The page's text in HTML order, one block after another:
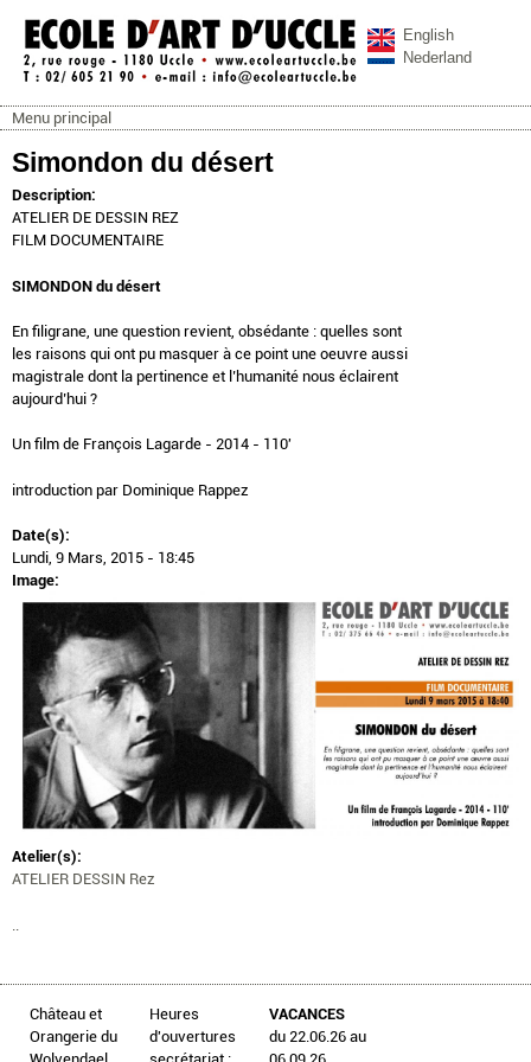
Aller au contenu principal
ecoleartuccle.be
English
Nederland
Menu principal
Menu principal
Simondon du désert
Description:
ATELIER DE DESSIN REZ
FILM DOCUMENTAIRE
SIMONDON du désert
En filigrane, une question revient, obsédante : quelles sont
les raisons qui ont pu masquer à ce point une oeuvre aussi
magistrale dont la pertinence et l’humanité nous éclairent
aujourd’hui ?
Un film de François Lagarde - 2014 - 110'
introduction par Dominique Rappez
Date(s):
Lundi, 9 Mars, 2015 - 18:45
Image:
Atelier(s):
ATELIER DESSIN Rez
..
Château et
Orangerie du
Wolvendael
Heures
d'ouvertures
secrétariat :
VACANCES
du 22.06.26 au
06.09.26